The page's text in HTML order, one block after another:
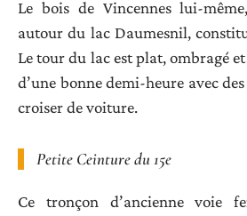
Le bois de Vincennes lui-
autour du lac Daumesnil,
Le tour du lac est plat, ombragé
d’une bonne demi-heure avec
croiser de voiture.
Petite Ceinture du 15e
Ce tronçon d’ancienne voie